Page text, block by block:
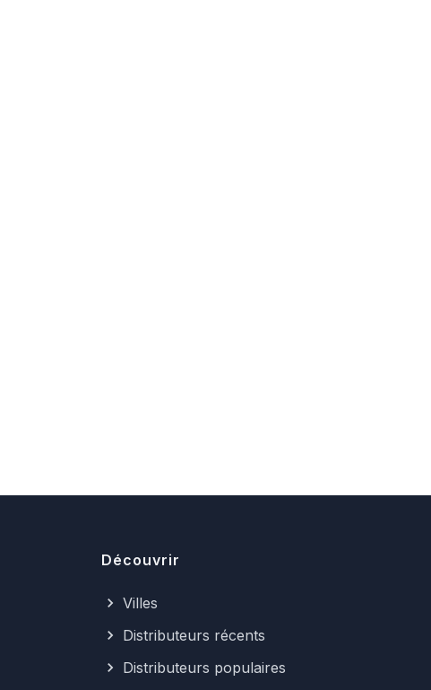
Découvrir
Villes
Distributeurs récents
Distributeurs populaires